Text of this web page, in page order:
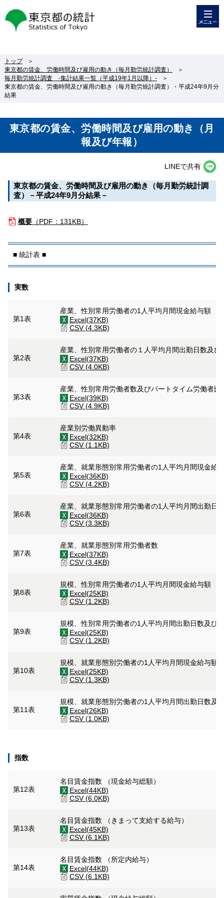
東京都の統計
トップ
＞
東京都の賃金、労働時間及び雇用の動き（毎月勤労統計調査）
＞
毎月勤労統計調査 -集計結果一覧（平成19年1月以降）-
＞
東京都の賃金、労働時間及び雇用の動き（毎月勤労統計調査）・平成24年9月分
結果
東京都の賃金、労働時間及び雇用の動き（月
報及び年報）
LINEで共有
東京都の賃金、労働時間及び雇用の動き（毎月勤労統計調
査）－平成24年9月分結果－
概要（PDF：131KB）
■ 統計表 ■
実数
第1表
産業、性別常用労働者の1人平均月間現金給与額
Excel(37KB)
CSV (4.3KB)
第2表
産業、性別常用労働者の１人平均月間出勤日数及
Excel(37KB)
CSV (4.0KB)
第3表
産業、性別常用労働者数及びパートタイム労働者
Excel(39KB)
CSV (4.9KB)
第4表
産業別労働異動率
Excel(32KB)
CSV (1.1KB)
第5表
産業、就業形態別常用労働者の1人平均月間現金給
Excel(36KB)
CSV (4.2KB)
第6表
産業、就業形態別常用労働者の1人平均月間出勤日
Excel(36KB)
CSV (3.3KB)
第7表
産業、就業形態別常用労働者数
Excel(37KB)
CSV (3.4KB)
第8表
規模、性別常用労働者の1人平均月間現金給与額
Excel(25KB)
CSV (1.2KB)
第9表
規模、性別常用労働者の1人平均月間出勤日数及び
Excel(25KB)
CSV (1.2KB)
第10表
規模、就業形態別労働者の1人平均月間現金給与額
Excel(25KB)
CSV (1.3KB)
第11表
規模、就業形態別労働者の1人平均月間出勤日数及
Excel(26KB)
CSV (1.0KB)
指数
第12表
名目賃金指数 （現金給与総額）
Excel(44KB)
CSV (6.0KB)
第13表
名目賃金指数 （きまって支給する給与）
Excel(45KB)
CSV (6.1KB)
第14表
名目賃金指数 （所定内給与）
Excel(44KB)
CSV (6.1KB)